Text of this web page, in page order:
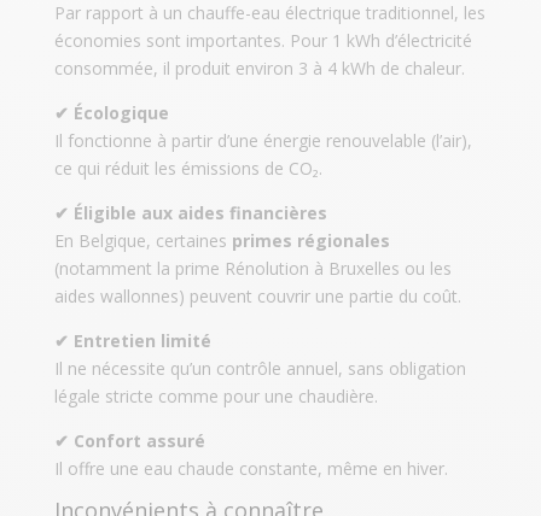
Par rapport à un chauffe-eau électrique traditionnel, les
économies sont importantes. Pour 1 kWh d’électricité
consommée, il produit environ 3 à 4 kWh de chaleur.
✔ Écologique
Il fonctionne à partir d’une énergie renouvelable (l’air),
ce qui réduit les émissions de CO₂.
✔ Éligible aux aides financières
En Belgique, certaines primes régionales
(notamment la prime Rénolution à Bruxelles ou les
aides wallonnes) peuvent couvrir une partie du coût.
✔ Entretien limité
Il ne nécessite qu’un contrôle annuel, sans obligation
légale stricte comme pour une chaudière.
✔ Confort assuré
Il offre une eau chaude constante, même en hiver.